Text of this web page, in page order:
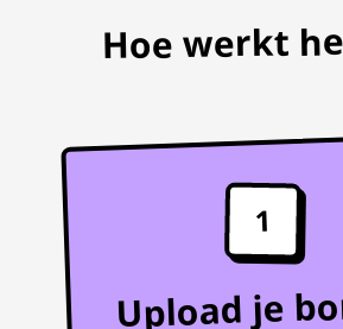
Hoe werkt
1
Upload je